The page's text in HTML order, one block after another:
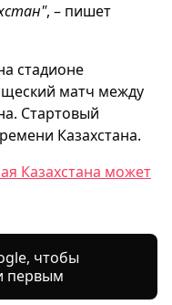
, – пишет
стадионе
матч между
Стартовый
Казахстана.
Казахстана может
чтобы
первым